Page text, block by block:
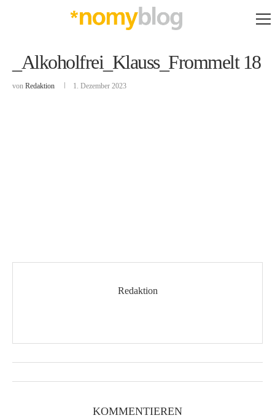
_Alkoholfrei_Klauss_Frommelt 18
von Redaktion 1. Dezember 2023
Redaktion
KOMMENTIEREN